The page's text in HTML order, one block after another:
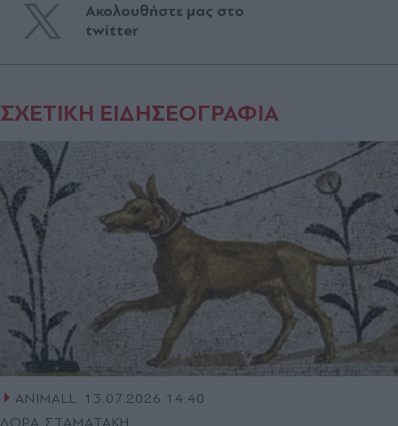
Ακολουθήστε μας στο
twitter
ΣΧΕΤΙΚΗ ΕΙΔΗΣΕΟΓΡΑΦΙΑ
ANIMALL
13.07.2026 14:40
ΛΩΡΑ ΣΤΑΜΑΤΑΚΗ